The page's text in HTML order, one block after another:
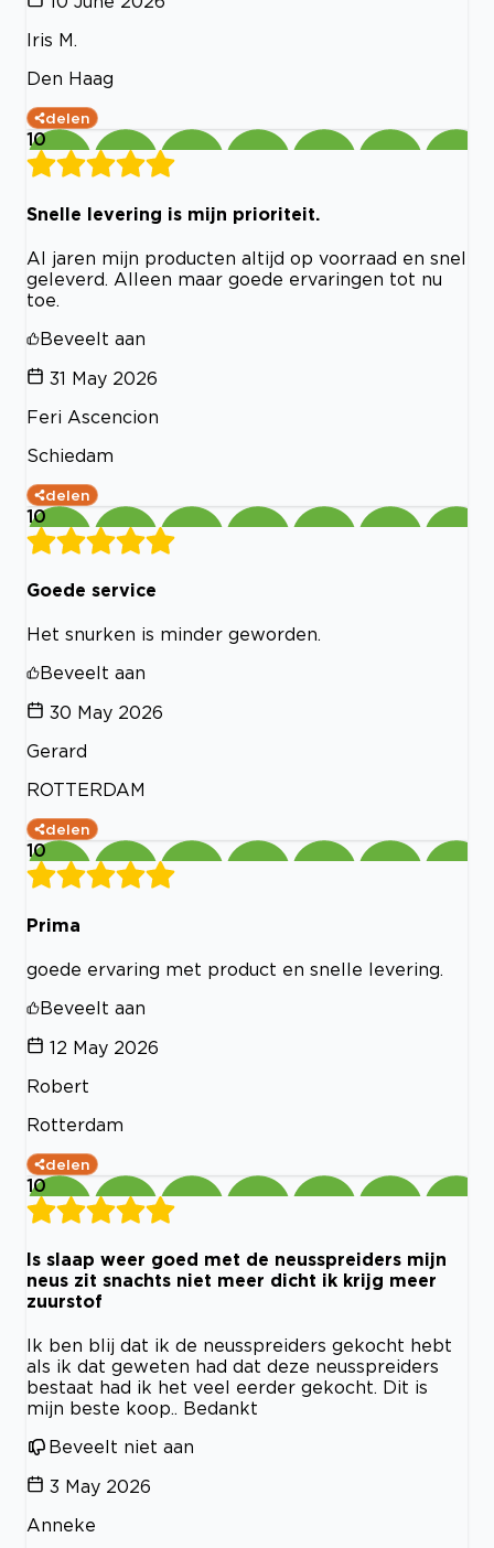
Iris M.
Den Haag
delen
10
Snelle levering is mijn prioriteit.
Al jaren mijn producten altijd op voorraad en snel
geleverd. Alleen maar goede ervaringen tot nu
toe.
Beveelt aan
31 May 2026
Feri Ascencion
Schiedam
delen
10
Goede service
Het snurken is minder geworden.
Beveelt aan
30 May 2026
Gerard
ROTTERDAM
delen
10
Prima
goede ervaring met product en snelle levering.
Beveelt aan
12 May 2026
Robert
Rotterdam
delen
10
Is slaap weer goed met de neusspreiders mijn
neus zit snachts niet meer dicht ik krijg meer
zuurstof
Ik ben blij dat ik de neusspreiders gekocht hebt
als ik dat geweten had dat deze neusspreiders
bestaat had ik het veel eerder gekocht. Dit is
mijn beste koop.. Bedankt
Beveelt niet aan
3 May 2026
Anneke